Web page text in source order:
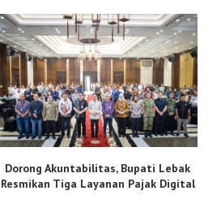
Dorong Akuntabilitas, Bupati Lebak
Resmikan Tiga Layanan Pajak Digital